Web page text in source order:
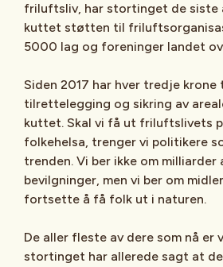
friluftsliv, har stortinget de siste
kuttet støtten til
5000 lag og foreninger landet
Siden 2017 har hver tredje
tilrettelegging og sikring av
kuttet. Skal vi få ut friluftslivets
folkehelsa, trenger vi politikere
trenden. Vi ber ikke om milliarder
bevilgninger, men vi ber om
fortsette å få folk ut i naturen.
De aller fleste av dere som nå er
stortinget har allerede sagt at